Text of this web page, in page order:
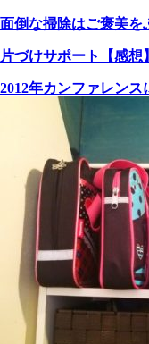
面倒な掃除はご褒美を
片づけサポート【感想】
2012年カンファレン